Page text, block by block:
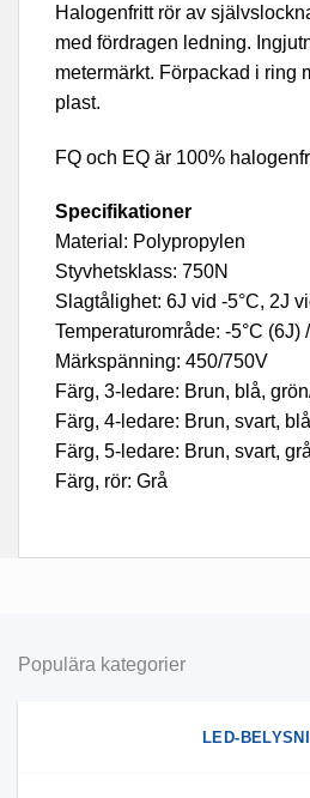
Halogenfritt rör av
med fördragen ledning.
metermärkt. Förpackad i ring
plast.
FQ och EQ är 100%
Specifikationer
Material: Polypropylen
Styvhetsklass: 750N
Slagtålighet: 6J vid -5°C, 2J
Temperaturområde: -5°C (6J)
Märkspänning: 450/750V
Färg, 3-ledare: Brun, blå,
Färg, 4-ledare: Brun, svart,
Färg, 5-ledare: Brun, svart,
Färg, rör: Grå
Populära kategorier
LED-